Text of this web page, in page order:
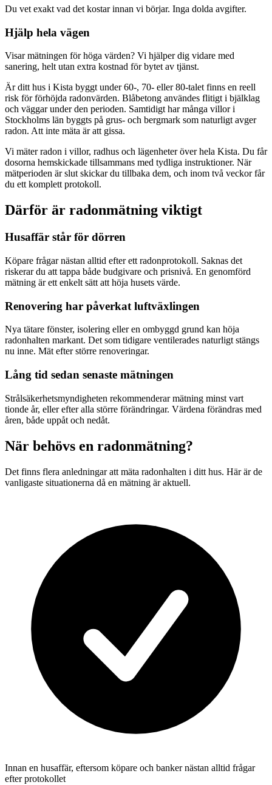
Du vet exakt vad det kostar innan vi börjar. Inga dolda avgifter.
Hjälp hela vägen
Visar mätningen för höga värden? Vi hjälper dig vidare med
sanering, helt utan extra kostnad för bytet av tjänst.
Är ditt hus i Kista byggt under 60-, 70- eller 80-talet finns en reell
risk för förhöjda radonvärden. Blåbetong användes flitigt i bjälklag
och väggar under den perioden. Samtidigt har många villor i
Stockholms län byggts på grus- och bergmark som naturligt avger
radon. Att inte mäta är att gissa.
Vi mäter radon i villor, radhus och lägenheter över hela Kista. Du får
dosorna hemskickade tillsammans med tydliga instruktioner. När
mätperioden är slut skickar du tillbaka dem, och inom två veckor får
du ett komplett protokoll.
Därför är radonmätning viktigt
Husaffär står för dörren
Köpare frågar nästan alltid efter ett radonprotokoll. Saknas det
riskerar du att tappa både budgivare och prisnivå. En genomförd
mätning är ett enkelt sätt att höja husets värde.
Renovering har påverkat luftväxlingen
Nya tätare fönster, isolering eller en ombyggd grund kan höja
radonhalten markant. Det som tidigare ventilerades naturligt stängs
nu inne. Mät efter större renoveringar.
Lång tid sedan senaste mätningen
Strålsäkerhetsmyndigheten rekommenderar mätning minst vart
tionde år, eller efter alla större förändringar. Värdena förändras med
åren, både uppåt och nedåt.
När behövs en radonmätning?
Det finns flera anledningar att mäta radonhalten i ditt hus. Här är de
vanligaste situationerna då en mätning är aktuell.
Innan en husaffär, eftersom köpare och banker nästan alltid frågar
efter protokollet